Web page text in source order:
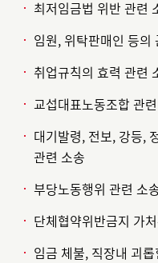
최저임금법 위반 관련
임원, 위탁판매인 등의
취업규칙의 효력 관련
교섭대표노동조합 관
대기발령, 전보, 강등,
관련 소송
부당노동행위 관련 소
단체협약위반금지 가
임금 체불, 직장내 괴